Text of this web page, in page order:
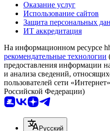
Оказание услуг
Использование сайтов
Защита персональных
ИТ аккредитация
На информационном ресурсе
рекомендательные технологии
предоставления информации
и анализа сведений,
пользователей сети
Российской Федерации)
Русский